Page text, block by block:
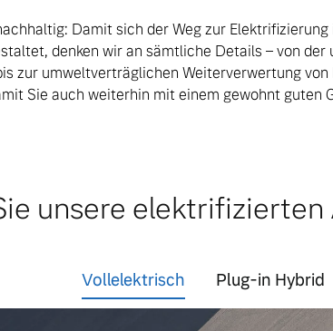
Damit sich der Weg zur
denken wir an sämtliche Details – von
zur umweltverträglichen Weiterverwertung
Sie auch weiterhin mit einem gewohnt guten
unsere
Vollelektrisch Plug-in Hybrid